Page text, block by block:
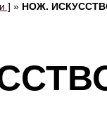
] » НОЖ.